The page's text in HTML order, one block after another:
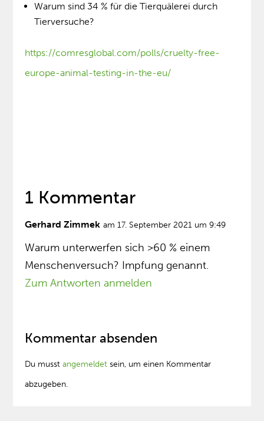
Warum sind 34 % für die Tierquälerei durch
Tierversuche?
https://comresglobal.com/polls/cruelty-free-
europe-animal-testing-in-the-eu/
1 Kommentar
Gerhard Zimmek am 17. September 2021 um 9:49
Warum unterwerfen sich >60 % einem
Menschenversuch? Impfung genannt.
Zum Antworten anmelden
Kommentar absenden
Du musstangemeldet sein, um einen Kommentar
abzugeben.